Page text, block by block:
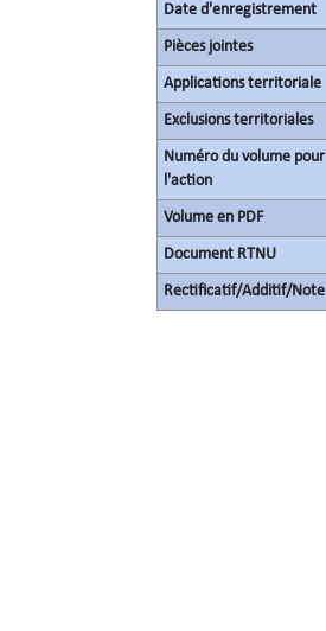
Date d'enregistrement
Pièces jointes
Applications territoriale
Exclusions territoriales
Numéro du volume pour
l'action
Volume en PDF
Document RTNU
Rectificatif/Additif/Note